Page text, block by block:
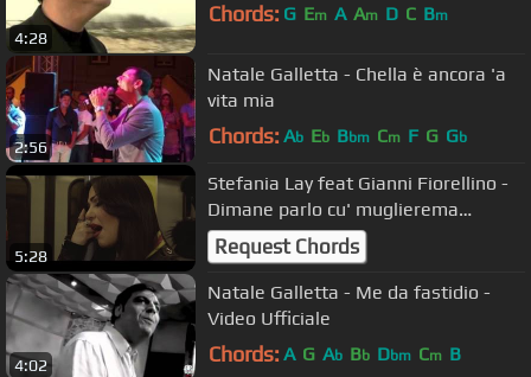
4:28
Chords: G Em A Am D C Bm
2:56
Natale Galletta - Chella è ancora 'a
vita mia
Chords: Ab Eb Bbm Cm F G Gb
5:28
Stefania Lay feat Gianni Fiorellino -
Dimane parlo cu' muglierema
(Official video)
Request Chords
4:02
Natale Galletta - Me da fastidio -
Video Ufficiale
Chords: A G Ab Bb Dbm Cm B